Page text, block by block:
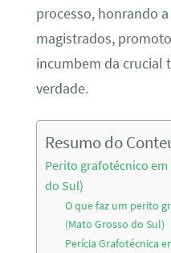
processo, honrando
magistrados,
incumbem da crucial
verdade.
Resumo do
Perito grafotécnico
do Sul)
O que faz um perito
(Mato Grosso do Sul)
Perícia Grafotécnica